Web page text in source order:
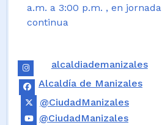
a.m. a 3:00 p.m. , en jornada
continua
alcaldiademanizales
Alcaldía de Manizales
@CiudadManizales
@CiudadManizales